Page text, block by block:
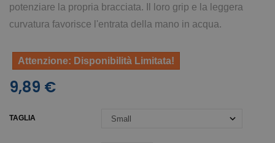
potenziare la propria bracciata. Il loro grip e la leggera
curvatura favorisce l'entrata della mano in acqua.
Attenzione: Disponibilità Limitata!
9,89 €
TAGLIA